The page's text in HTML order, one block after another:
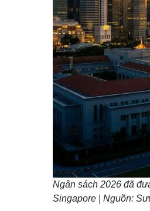
Ngân sách 2026 đã
Singapore | Nguồn: